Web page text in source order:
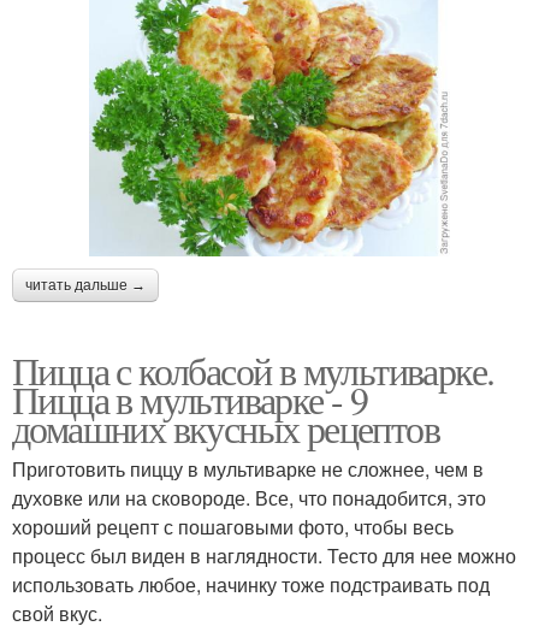
читать дальше →
Пицца с колбасой в мультиварке.
Пицца в мультиварке - 9
домашних вкусных рецептов
Приготовить пиццу в мультиварке не сложнее, чем в
духовке или на сковороде. Все, что понадобится, это
хороший рецепт с пошаговыми фото, чтобы весь
процесс был виден в наглядности. Тесто для нее можно
использовать любое, начинку тоже подстраивать под
свой вкус.